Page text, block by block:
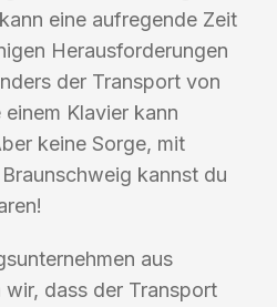
eine aufregende Zeit
Herausforderungen
der Transport von
Klavier kann
keine Sorge, mit
kannst du
aus
dass der Transport